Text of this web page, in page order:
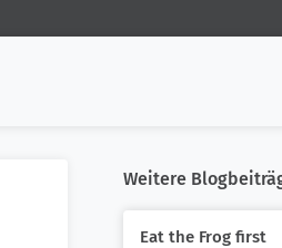
Weitere
Eat the Frog first